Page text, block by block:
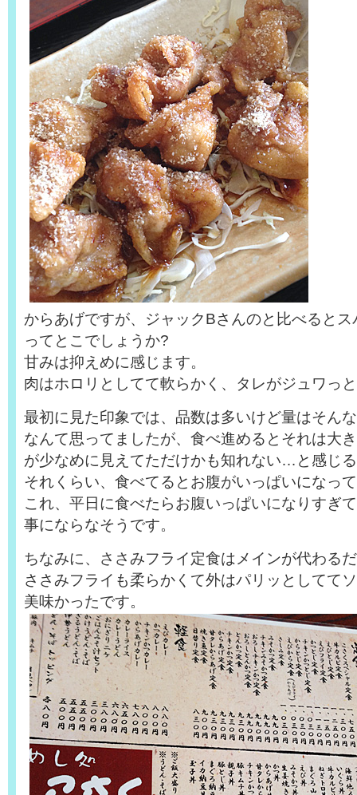
からあげですが、ジャックBさんのと比べると
ってとこでしょうか?
甘みは抑えめに感じます。
肉はホロリとしてて軟らかく、タレがジュワっ
最初に見た印象では、品数は多いけど量はそん
なんて思ってましたが、食べ進めるとそれは大
が少なめに見えてただけかも知れない…と感じ
それくらい、食べてるとお腹がいっぱいになっ
これ、平日に食べたらお腹いっぱいになりすぎ
事にならなそうです。
ちなみに、ささみフライ定食はメインが代わる
ささみフライも柔らかくて外はパリッとしてて
美味かったです。